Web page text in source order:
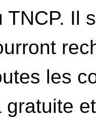
TNCP. Il
les
gratuite